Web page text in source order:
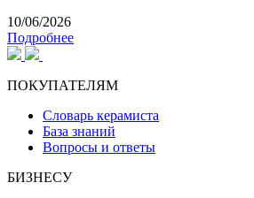
10/06/2026
Подробнее
ПОКУПАТЕЛЯМ
Словарь керамиста
База знаний
Вопросы и ответы
БИЗНЕСУ